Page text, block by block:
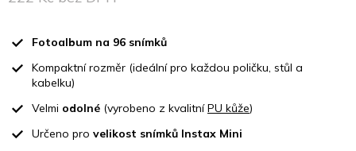
cena:Fotoalbum na 96 snímků
Kompaktní rozměr (ideální pro každou poličku, stůl a
kabelku)
Velmi odolné (vyrobeno z kvalitníPU kůže)
Určeno pro velikost snímků Instax Mini